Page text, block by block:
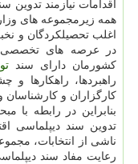
اقدامات نیازمند
همه زیرمجموعه های
اغلب تحصیلكردگان و
در عرصه های
كشورمان دارای سند
راهبردها، راهكارها
كارگزاران و
بنابراین در رابطه با
تدوین سند دیپلماسی
ناشی از انتخابات،
رعایت مفاد سند